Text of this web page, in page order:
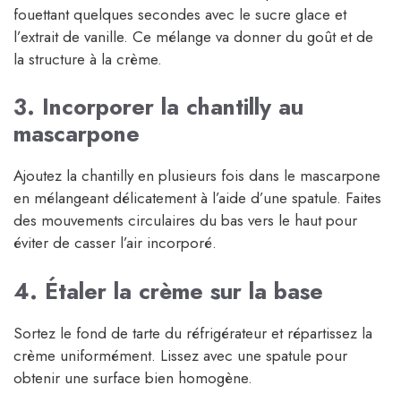
fouettant quelques secondes avec le sucre glace et
l’extrait de vanille. Ce mélange va donner du goût et de
la structure à la crème.
3. Incorporer la chantilly au
mascarpone
Ajoutez la chantilly en plusieurs fois dans le mascarpone
en mélangeant délicatement à l’aide d’une spatule. Faites
des mouvements circulaires du bas vers le haut pour
éviter de casser l’air incorporé.
4. Étaler la crème sur la base
Sortez le fond de tarte du réfrigérateur et répartissez la
crème uniformément. Lissez avec une spatule pour
obtenir une surface bien homogène.